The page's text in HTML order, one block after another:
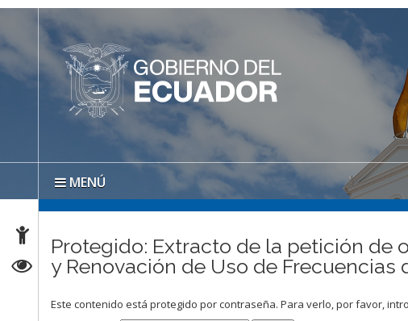
MENÚ
Protegido: Extracto de la petición de
y Renovación de Uso de Frecuencias
Este contenido está protegido por contraseña. Para verlo, por favor,